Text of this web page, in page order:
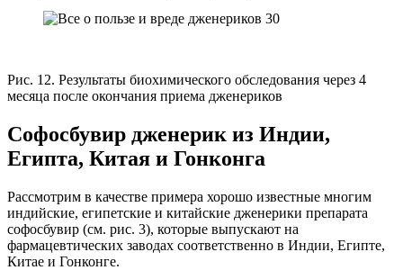
Рис. 12. Результаты биохимического обследования через 4
месяца после окончания приема дженериков
Софосбувир дженерик из Индии,
Египта, Китая и Гонконга
Рассмотрим в качестве примера хорошо известные многим
индийские, египетские и китайские дженерики препарата
софосбувир (см. рис. 3), которые выпускают на
фармацевтических заводах соответственно в Индии, Египте,
Китае и Гонконге.